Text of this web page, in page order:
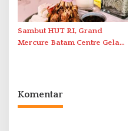
Sambut HUT RI, Grand
Mercure Batam Centre Gelar
Komentar